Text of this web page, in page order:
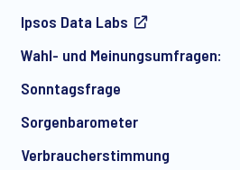
Marketingmitteilungen über
Artikeln von Ipsos zu erhalten. Sie
jederzeit mit Wirkung für die
Ipsos Data Labs
Wahl- und Meinungsumfragen:
Sonntagsfrage
Sorgenbarometer
Verbraucherstimmung